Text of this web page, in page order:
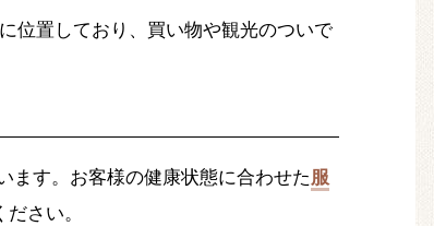
に位置しており、買い物や観光のついで
ます。お客様の健康状態に合わせた服
さい。